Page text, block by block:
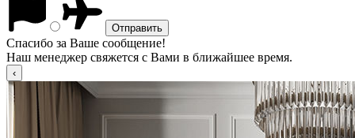
Спасибо за Ваше сообщение!
Наш менеджер свяжется с Вами в ближайшее время.